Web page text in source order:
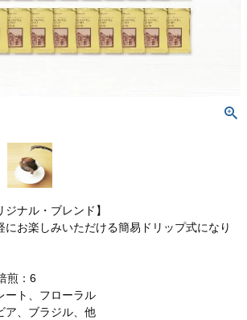
ナル・ブレンド】
にお楽しみいただける簡易ドリップ式になり
煎：6
ート、フローラル
ア、ブラジル、他